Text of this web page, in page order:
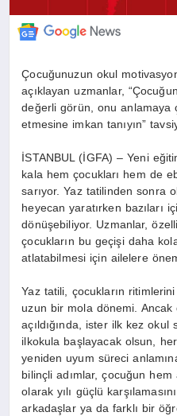
Çocuğunuzun okul
açıklayan uzmanlar,
değerli görün, onu anlamaya
etmesine imkan tanıyın”
İSTANBUL (İGFA) – Yeni
kala hem çocukları hem de
sarıyor. Yaz tatilinden sonra
heyecan yaratırken bazıları
dönüşebiliyor. Uzmanlar,
çocukların bu geçişi daha
atlatabilmesi için ailelere
Yaz tatili, çocukların
uzun bir mola dönemi. Ancak
açıldığında, ister ilk kez okul
ilkokula başlayacak olsun,
yeniden uyum süreci
bilinçli adımlar, çocuğun
olarak yılı güçlü
arkadaşlar ya da farklı bir